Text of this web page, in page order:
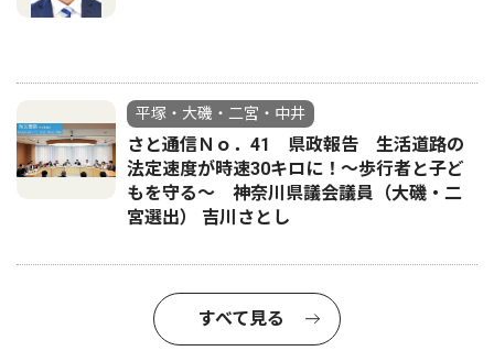
平塚・大磯・二宮・中井
さと通信Ｎｏ．41 県政報告 生活道路の
法定速度が時速30キロに！〜歩行者と子ど
もを守る〜 神奈川県議会議員（大磯・二
宮選出） 吉川さとし
すべて見る